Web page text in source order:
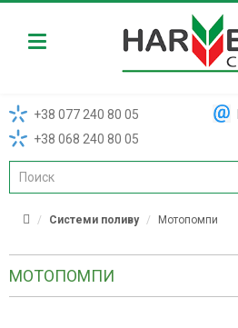
Harvest
+38 077 240 80 05
+38 068 240 80 05
Системи поливу Мотопомпи
МОТОПОМПИ